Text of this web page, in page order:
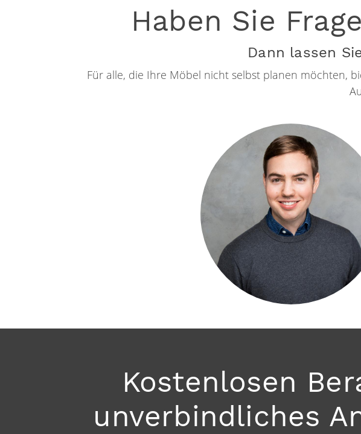
Haben Sie
Dann lassen
Für alle, die Ihre Möbel nicht selbst planen möchten,
Kostenlosen
unverbindliches